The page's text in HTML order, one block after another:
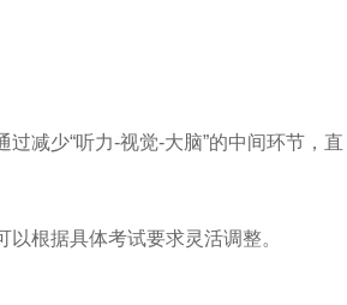
减少“听力-视觉-大脑”的中间环节，直
根据具体考试要求灵活调整。